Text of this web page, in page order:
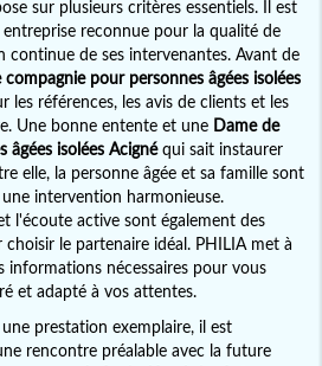
sur plusieurs critères essentiels. Il est
reconnue pour la qualité de
continue de ses intervenantes. Avant de
compagnie pour personnes âgées isolées
les références, les avis de clients et les
Une bonne entente et une Dame de
âgées isolées Acignéqui sait instaurer
elle, la personne âgée et sa famille sont
intervention harmonieuse.
l'écoute active sont également des
le partenaire idéal. PHILIA met à
nécessaires pour vous
et adapté à vos attentes.
prestation exemplaire, il est
rencontre préalable avec la future